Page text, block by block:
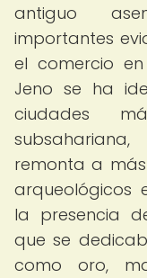
antiguo
importantes
el comercio
Jeno se ha
ciudades
remonta a más
arqueológicos
la presencia
que se
como oro,